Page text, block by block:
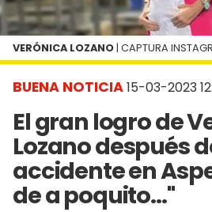
BUENA NOTICIA15-03-2023
El gran logro de
Lozano después
accidente en
de a poquito..."
VERÓNICA LOZANO | CAPTURA